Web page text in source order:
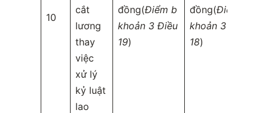
10
cắt
lương
thay
việc
xử lý
kỷ luật
lao
đồng(Điểm b
khoản 3 Điều
19)
đồng(Điểm b
khoản 3 Điều
18)